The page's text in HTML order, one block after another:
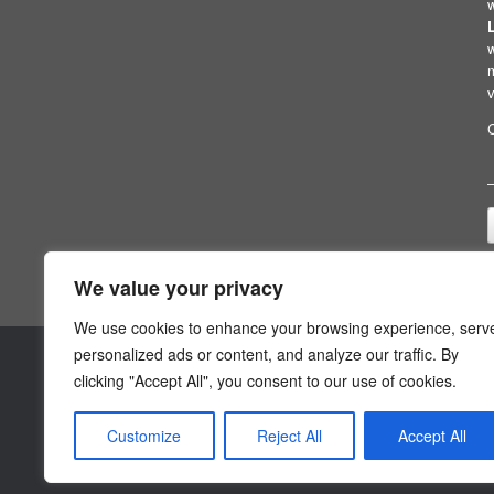
We value your privacy
We use cookies to enhance your browsing experience,
personalized ads or content, and analyze our traffic. By
clicking "Accept All", you consent to our use of cookies.
Customize Reject All Accept All
Startseite
Impressum